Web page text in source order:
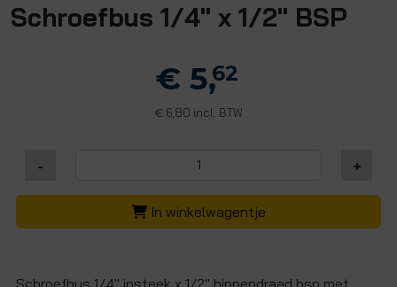
Schroefbus 1/4" x 1/2" BSP
€ 5,62
€ 6,80 incl. BTW
- +
In winkelwagentje
Schroefbus 1/4" insteek x 1/2" binnendraad bsp met